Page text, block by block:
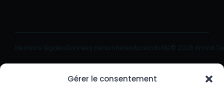
Gérer le consentement
© 2026 Amiral
Mentions légales Données personnelles Accessibilité